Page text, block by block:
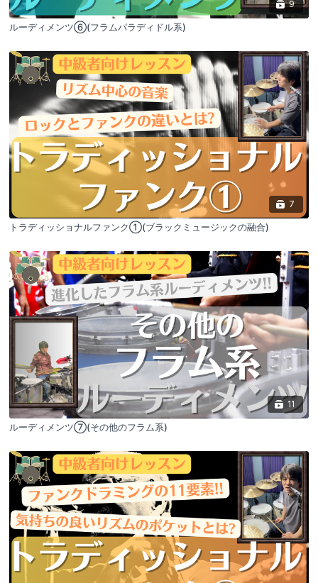
9
ルーディメンツ⑥(フラムパラディドル系)
7
トラディッショナルファンク①(ブラックミュージックの融合)
11
ルーディメンツ⑦(その他のフラム系)